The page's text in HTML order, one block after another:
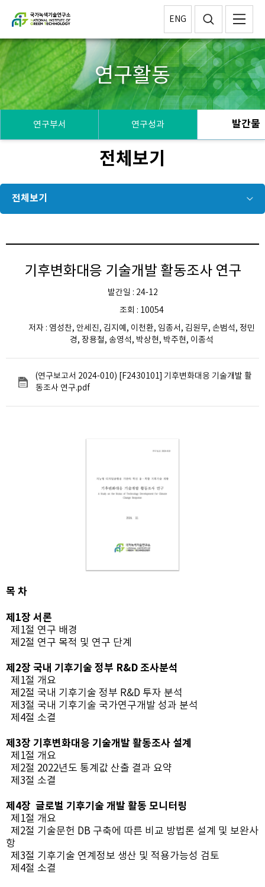
ENG
연구활동
연구부서 연구성과 발간물
전체보기
전체보기
기후변화대응 기술개발 활동조사 연구
발간일 : 24-12
조회 : 10054
저자 : 염성찬, 안세진, 김지예, 이천환, 임종서, 김원무, 손범석, 정민
경, 장용철, 송영석, 박상현, 박주현, 이종석
(연구보고서 2024-010) [F2430101] 기후변화대응 기술개발 활
동조사 연구.pdf
목 차
제1장 서론
제1절 연구 배경
제2절 연구 목적 및 연구 단계
제2장 국내 기후기술 정부 R&D 조사분석
제1절 개요
제2절 국내 기후기술 정부 R&D 투자 분석
제3절 국내 기후기술 국가연구개발 성과 분석
제4절 소결
제3장 기후변화대응 기술개발 활동조사 설계
제1절 개요
제2절 2022년도 통계값 산출 결과 요약
제3절 소결
제4장 글로벌 기후기술 개발 활동 모니터링
제1절 개요
제2절 기술문헌 DB 구축에 따른 비교 방법론 설계 및 보완사
항
제3절 기후기술 연계정보 생산 및 적용가능성 검토
제4절 소결